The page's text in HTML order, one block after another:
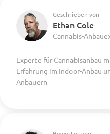
Geschrieben von
Ethan Cole
Cannabis-
Experte für Cannabisanbau
Erfahrung im Indoor-Anbau
Anbauern